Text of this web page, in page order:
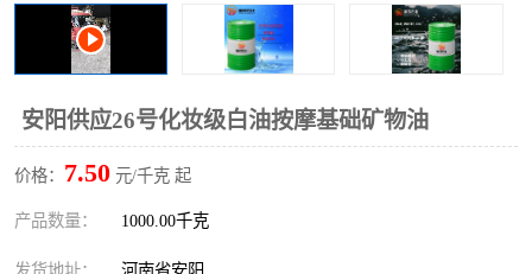
安阳供应26号化妆级白油按摩基础矿物油
价格： 7.50 元/千克 起
产品数量： 1000.00千克